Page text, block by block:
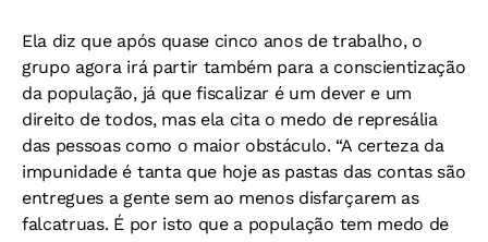
Ela diz que após quase cinco anos de trabalho, o
grupo agora irá partir também para a conscientização
da população, já que fiscalizar é um dever e um
direito de todos, mas ela cita o medo de represália
das pessoas como o maior obstáculo. “A certeza da
impunidade é tanta que hoje as pastas das contas são
entregues a gente sem ao menos disfarçarem as
falcatruas. É por isto que a população tem medo de